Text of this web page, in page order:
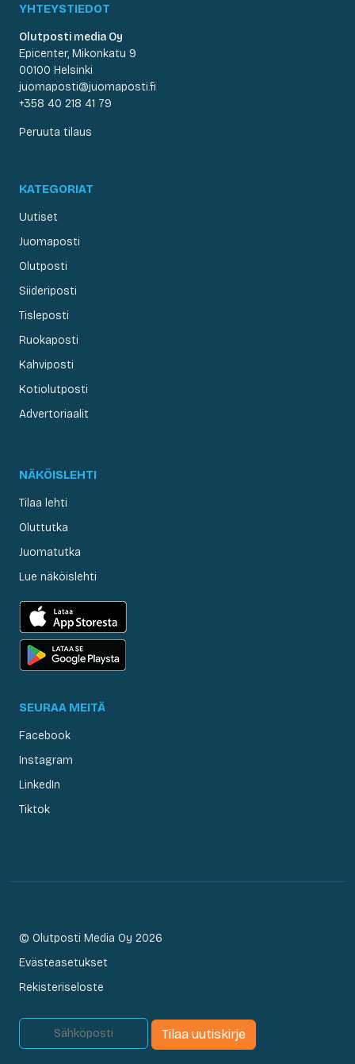
YHTEYSTIEDOT
Olutposti media Oy
Epicenter, Mikonkatu 9
00100 Helsinki
juomaposti@juomaposti.fi
+358 40 218 41 79
Peruuta tilaus
KATEGORIAT
Uutiset
Juomaposti
Olutposti
Siideriposti
Tisleposti
Ruokaposti
Kahviposti
Kotiolutposti
Advertoriaalit
NÄKÖISLEHTI
Tilaa lehti
Oluttutka
Juomatutka
Lue näköislehti
SEURAA MEITÄ
Facebook
Instagram
LinkedIn
Tiktok
© Olutposti Media Oy 2026
Evästeasetukset
Rekisteriseloste
Tilaa uutiskirje